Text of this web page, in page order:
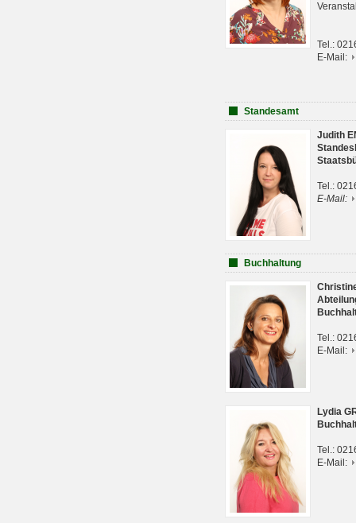
Tel.:
E-Mail:
Standesamt
Judith
Tel.:
E-Mail:
Buchhaltung
Tel.:
E-Mail:
Lydia
Tel.:
E-Mail: